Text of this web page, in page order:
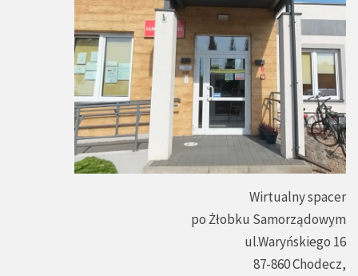
Wirtualny spacer
po Żłobku Samorządowym
ul.Waryńskiego 16
87-860 Chodecz,